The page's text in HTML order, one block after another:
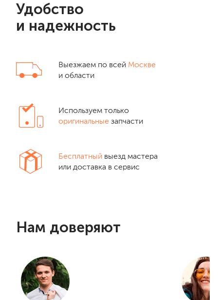
Удобство
и надежность
Выезжаем по всей Москве
и области
Используем только
оригинальные запчасти
Бесплатный выезд мастера
или доставка в сервис
Нам доверяют